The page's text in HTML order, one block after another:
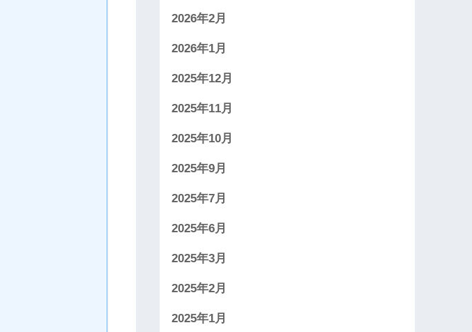
2026年2月
2026年1月
2025年12月
2025年11月
2025年10月
2025年9月
2025年7月
2025年6月
2025年3月
2025年2月
2025年1月